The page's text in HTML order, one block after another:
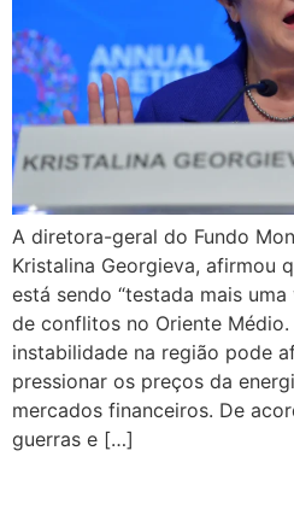
A diretora-geral do Fundo
Kristalina Georgieva, afirmou
está sendo “testada mais
de conflitos no Oriente Médio.
instabilidade na região pode
pressionar os preços da
mercados financeiros. De
guerras e […]